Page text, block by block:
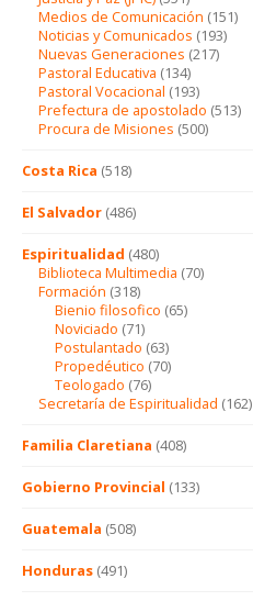
Medios de Comunicación (151)
Noticias y Comunicados (193)
Nuevas Generaciones (217)
Pastoral Educativa (134)
Pastoral Vocacional (193)
Prefectura de apostolado (513)
Procura de Misiones (500)
Costa Rica (518)
El Salvador (486)
Espiritualidad (480)
Biblioteca Multimedia (70)
Formación (318)
Bienio filosofico (65)
Noviciado (71)
Postulantado (63)
Propedéutico (70)
Teologado (76)
Secretaría de Espiritualidad (162)
Familia Claretiana (408)
Gobierno Provincial (133)
Guatemala (508)
Honduras (491)